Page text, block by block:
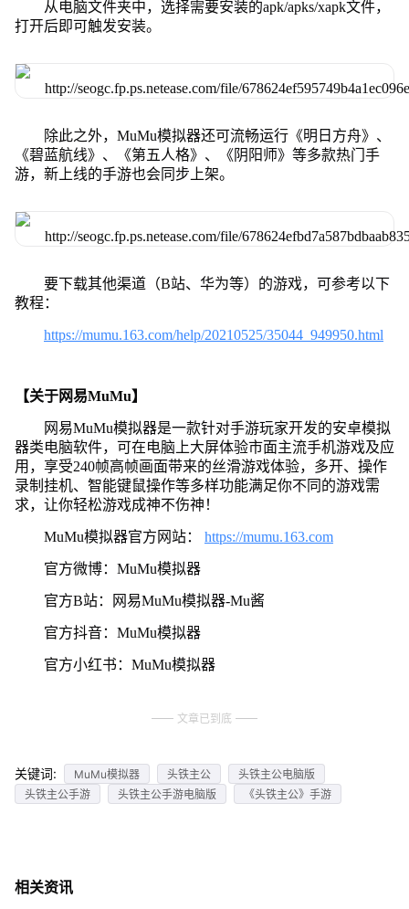
从电脑文件夹中，选择需要安装的apk/apks/xapk文件，
打开后即可触发安装。
除此之外，MuMu模拟器还可流畅运行《明日方舟》、
《碧蓝航线》、《第五人格》、《阴阳师》等多款热门手
游，新上线的手游也会同步上架。
要下载其他渠道（B站、华为等）的游戏，可参考以下
教程：
https://mumu.163.com/help/20210525/35044_949950.html
【关于网易MuMu】
网易MuMu模拟器是一款针对手游玩家开发的安卓模拟
器类电脑软件，可在电脑上大屏体验市面主流手机游戏及应
用，享受240帧高帧画面带来的丝滑游戏体验，多开、操作
录制挂机、智能键鼠操作等多样功能满足你不同的游戏需
求，让你轻松游戏成神不伤神！
MuMu模拟器官方网站： https://mumu.163.com
官方微博：MuMu模拟器
官方B站：网易MuMu模拟器-Mu酱
官方抖音：MuMu模拟器
官方小红书：MuMu模拟器
文章已到底
关键词: MuMu模拟器 头铁主公
头铁主公电脑版
头铁主公手游
头铁主公手游电脑版 《头铁主公》手游
相关资讯